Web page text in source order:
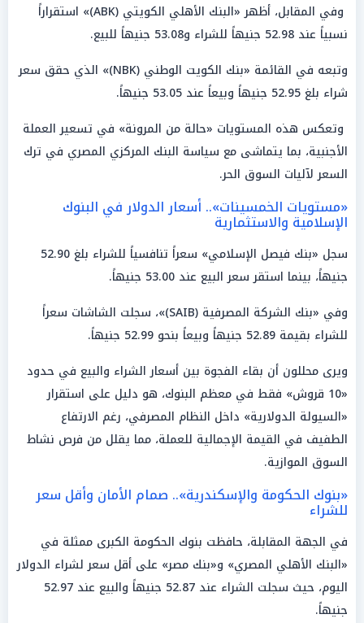
وفي المقابل، أظهر «البنك الأهلي الكويتي (ABK)» استقراراً
نسبياً عند 52.98 جنيهاً للشراء و53.08 جنيهاً للبيع.
وتبعه في القائمة «بنك الكويت الوطني (NBK)» الذي حقق سعر
شراء بلغ 52.95 جنيهاً وبيعاً عند 53.05 جنيهاً.
وتعكس هذه المستويات «حالة من المرونة» في تسعير العملة
الأجنبية، بما يتماشى مع سياسة البنك المركزي المصري في ترك
السعر لآليات السوق الحر.
«مستويات الخمسينات».. أسعار الدولار في البنوك
الإسلامية والاستثمارية
سجل «بنك فيصل الإسلامي» سعراً تنافسياً للشراء بلغ 52.90
جنيهاً، بينما استقر سعر البيع عند 53.00 جنيهاً.
وفي «بنك الشركة المصرفية (SAIB)»، سجلت الشاشات سعراً
للشراء بقيمة 52.89 جنيهاً وبيعاً بنحو 52.99 جنيهاً.
ويرى محللون أن بقاء الفجوة بين أسعار الشراء والبيع في حدود
«10 قروش» فقط في معظم البنوك، هو دليل على استقرار
«السيولة الدولارية» داخل النظام المصرفي، رغم الارتفاع
الطفيف في القيمة الإجمالية للعملة، مما يقلل من فرص نشاط
السوق الموازية.
«بنوك الحكومة والإسكندرية».. صمام الأمان وأقل سعر
للشراء
في الجهة المقابلة، حافظت بنوك الحكومة الكبرى ممثلة في
«البنك الأهلي المصري» و«بنك مصر» على أقل سعر لشراء الدولار
اليوم، حيث سجلت الشراء عند 52.87 جنيهاً والبيع عند 52.97
جنيهاً.